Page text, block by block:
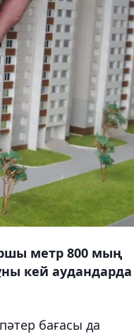
метр 800 мың
кей аудандарда
бағасы да